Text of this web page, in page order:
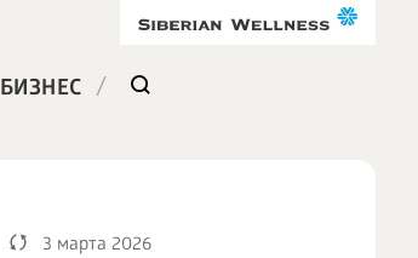
БИЗНЕС /
3 марта 2026